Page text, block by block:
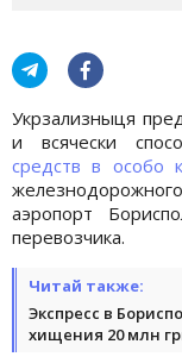
Укрзализныця
и всячески
средств в особо
аэропорт
перевозчика.
Читай также:
Экспресс в
хищения 20 млн